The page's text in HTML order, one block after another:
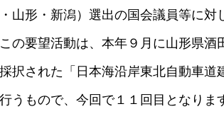
山形・新潟）選出の国会議員等に
の要望活動は、本年９月に山形県
択された「日本海沿岸東北自動車
うもので、今回で１１回目となりま